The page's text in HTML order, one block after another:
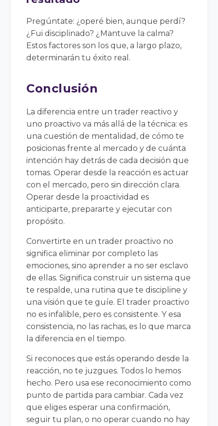
Pregúntate: ¿operé bien, aunque perdí?
¿Fui disciplinado? ¿Mantuve la calma?
Estos factores son los que, a largo plazo,
determinarán tu éxito real.
Conclusión
La diferencia entre un trader reactivo y
uno proactivo va más allá de la técnica: es
una cuestión de mentalidad, de cómo te
posicionas frente al mercado y de cuánta
intención hay detrás de cada decisión que
tomas. Operar desde la reacción es actuar
con el mercado, pero sin dirección clara.
Operar desde la proactividad es
anticiparte, prepararte y ejecutar con
propósito.
Convertirte en un trader proactivo no
significa eliminar por completo las
emociones, sino aprender a no ser esclavo
de ellas. Significa construir un sistema que
te respalde, una rutina que te discipline y
una visión que te guíe. El trader proactivo
no es infalible, pero es consistente. Y esa
consistencia, no las rachas, es lo que marca
la diferencia en el tiempo.
Si reconoces que estás operando desde la
reacción, no te juzgues. Todos lo hemos
hecho. Pero usa ese reconocimiento como
punto de partida para cambiar. Cada vez
que eliges esperar una confirmación,
seguir tu plan, o no operar cuando no hay